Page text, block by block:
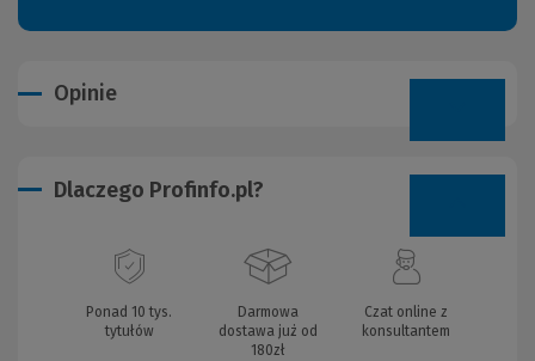
Opinie
Dlaczego Profinfo.pl?
Ponad 10 tys.
tytułów
Darmowa
dostawa już od
180zł
Czat online z
konsultantem